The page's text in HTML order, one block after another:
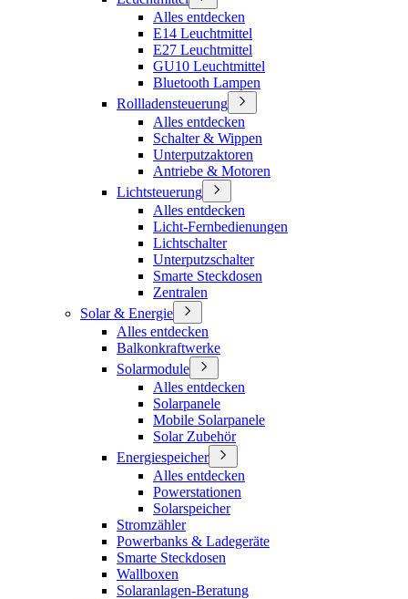
Alles entdecken
E14 Leuchtmittel
E27 Leuchtmittel
GU10 Leuchtmittel
Bluetooth Lampen
Rollladensteuerung
Alles entdecken
Schalter & Wippen
Unterputzaktoren
Antriebe & Motoren
Lichtsteuerung
Alles entdecken
Licht-Fernbedienungen
Lichtschalter
Unterputzschalter
Smarte Steckdosen
Zentralen
Solar & Energie
Alles entdecken
Balkonkraftwerke
Solarmodule
Alles entdecken
Solarpanele
Mobile Solarpanele
Solar Zubehör
Energiespeicher
Alles entdecken
Powerstationen
Solarspeicher
Stromzähler
Powerbanks & Ladegeräte
Smarte Steckdosen
Wallboxen
Solaranlagen-Beratung